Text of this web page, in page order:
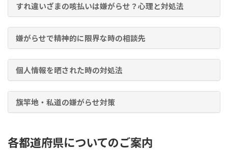
すれ違いざまの咳払いは嫌がらせ？心理と対処法
嫌がらせで精神的に限界な時の相談先
個人情報を晒された時の対処法
旗竿地・私道の嫌がらせ対策
各都道府県についてのご案内